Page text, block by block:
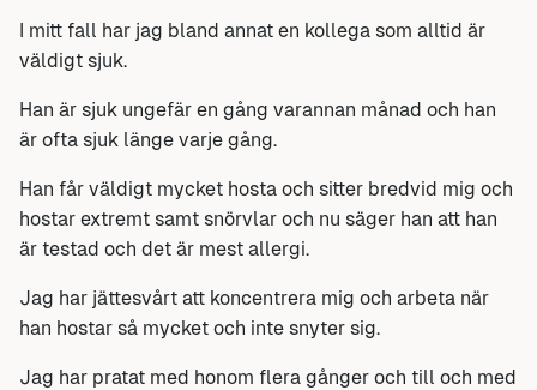
I mitt fall har jag bland annat en kollega som alltid är
väldigt sjuk.
Han är sjuk ungefär en gång varannan månad och han
är ofta sjuk länge varje gång.
Han får väldigt mycket hosta och sitter bredvid mig och
hostar extremt samt snörvlar och nu säger han att han
är testad och det är mest allergi.
Jag har jättesvårt att koncentrera mig och arbeta när
han hostar så mycket och inte snyter sig.
Jag har pratat med honom flera gånger och till och med